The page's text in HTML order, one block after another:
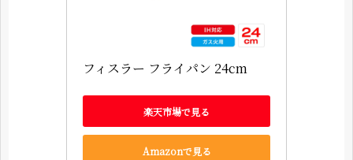
フィスラー フライパン 24cm
楽天市場で見る
Amazonで見る